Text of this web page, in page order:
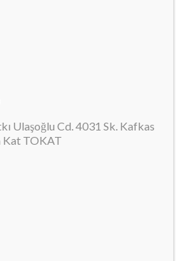
Ulaşoğlu Cd. 4031 Sk. Kafkas
Kat TOKAT